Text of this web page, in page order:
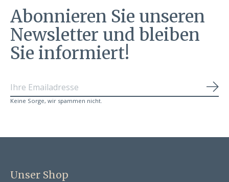
Abonnieren Sie unseren
Newsletter und bleiben
Sie informiert!
Keine Sorge, wir spammen nicht.
Unser Shop